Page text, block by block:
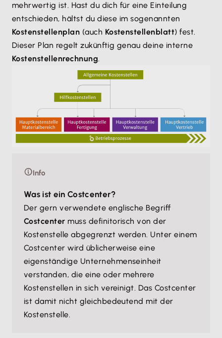
mehrwertig ist. Hast du dich für eine Einteilung
entschieden, hältst du diese im sogenannten
Kostenstellenplan (auch Kostenstellenblatt) fest.
Dieser Plan regelt zukünftig genau deine interne
Kostenstellenrechnung.
Info
Was ist ein Costcenter?
Der gern verwendete englische Begriff
Costcenter muss definitorisch von der
Kostenstelle abgegrenzt werden. Unter einem
Costcenter wird üblicherweise eine
eigenständige Unternehmenseinheit
verstanden, die eine oder mehrere
Kostenstellen in sich vereinigt. Das Costcenter
ist damit nicht gleichbedeutend mit der
Kostenstelle.